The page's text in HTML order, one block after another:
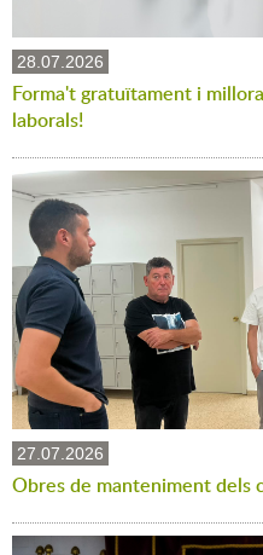
28.07.2026
Forma't gratuïtament i
laborals!
27.07.2026
Obres de manteniment dels